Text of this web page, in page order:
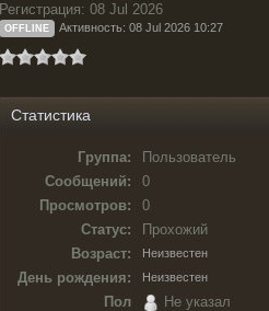
Регистрация: 08 Jul 2026
OFFLINE Активность: 08 Jul 2026 10:27
Статистика
Группа:
Пользователь
Сообщений:
0
Просмотров:
0
Статус:
Прохожий
Возраст:
Неизвестен
День рождения: Неизвестен
Пол Не указал